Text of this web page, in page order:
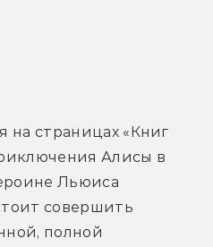
на страницах «Книг
Алисы в
Льюиса
совершить
полной